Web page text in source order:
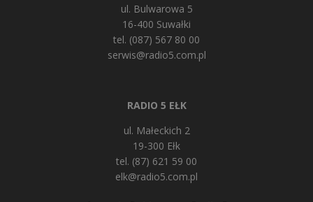
ul. Bulwarowa 5
16-400 Suwałki
tel. (087) 567 80 00
serwis@radio5.com.pl
RADIO 5 EŁK
ul. Małeckich 2
19-300 Ełk
tel. (87) 621 59 00
elk@radio5.com.pl